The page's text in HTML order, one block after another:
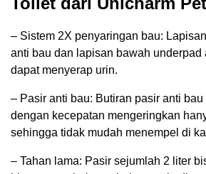
– Sistem 2X penyaringan bau:
anti bau dan lapisan bawah underpad
dapat menyerap urin.
– Pasir anti bau: Butiran pasir anti bau
dengan kecepatan mengeringkan
sehingga tidak mudah menempel di
– Tahan lama: Pasir sejumlah 2 liter